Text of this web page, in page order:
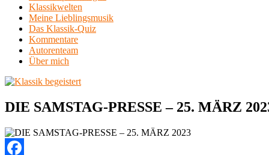
Klassikwelten
Meine Lieblingsmusik
Das Klassik-Quiz
Kommentare
Autorenteam
Über mich
DIE SAMSTAG-PRESSE – 25. MÄRZ